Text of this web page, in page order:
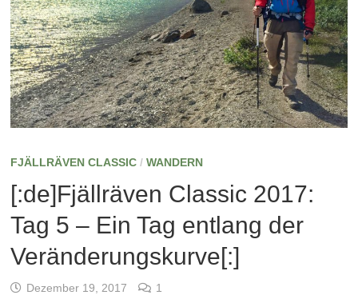
FJÄLLRÄVEN CLASSIC/ WANDERN
[:de]Fjällräven Classic 2017:
Tag 5 – Ein Tag entlang der
Veränderungskurve[:]
Dezember 19, 2017 1